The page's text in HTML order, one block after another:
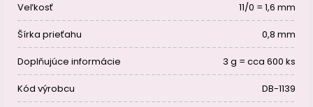
Veľkosť 11/0 = 1,6 mm
Šírka prieťahu 0,8 mm
Doplňujúce informácie 3 g = cca 600 ks
Kód výrobcu DB-1139